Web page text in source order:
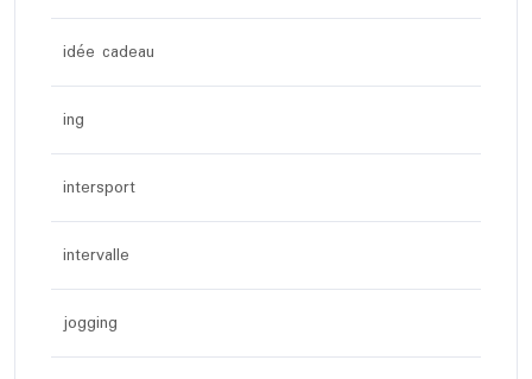
idée cadeau
ing
intersport
intervalle
jogging